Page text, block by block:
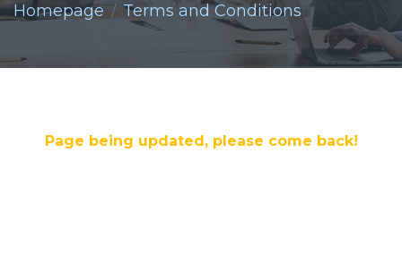
Homepage Terms and Conditions
Page being updated, please come back!